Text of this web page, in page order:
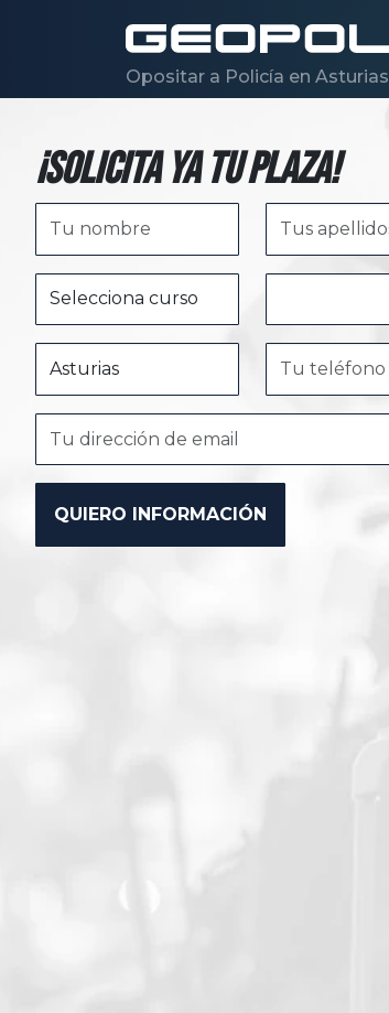
Opositar a Policía en Asturias
¡Solicita ya tu plaza!